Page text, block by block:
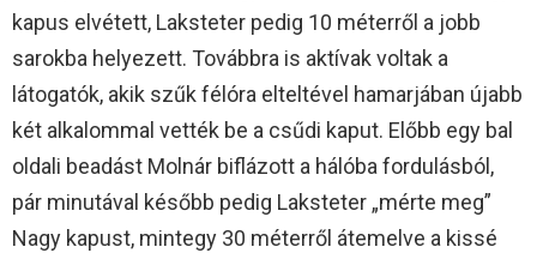
kapus elvétett, Laksteter pedig 10 méterről a jobb
sarokba helyezett. Továbbra is aktívak voltak a
látogatók, akik szűk félóra elteltével hamarjában újabb
két alkalommal vették be a csűdi kaput. Előbb egy bal
oldali beadást Molnár biflázott a hálóba fordulásból,
pár minutával később pedig Laksteter „mérte meg”
Nagy kapust, mintegy 30 méterről átemelve a kissé